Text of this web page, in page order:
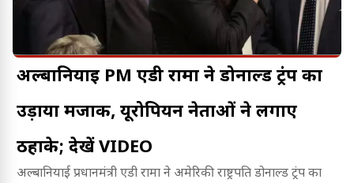
अल्बानियाई PM एडी रामा ने डोनाल्ड ट्रंप का
उड़ाया मजाक, यूरोपियन नेताओं ने लगाए
ठहाके; देखें VIDEO
अल्बानियाई प्रधानमंत्री एडी रामा ने अमेरिकी राष्ट्रपति डोनाल्ड ट्रंप का